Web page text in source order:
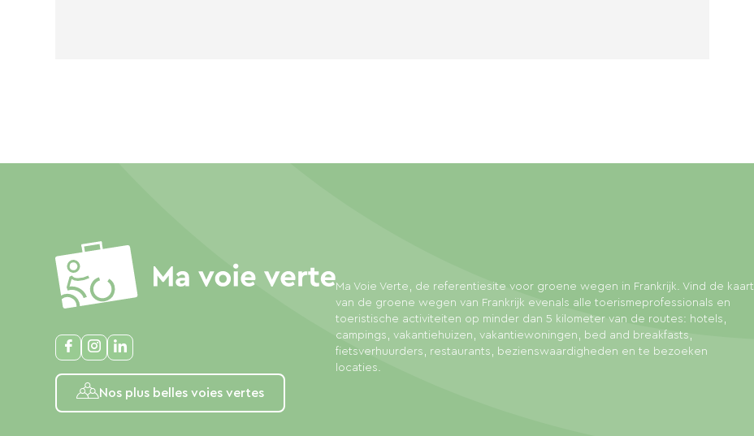
Nos plus belles voies vertes
Ma Voie Verte, de referentiesite voor groene wegen in Frankrijk. Vind de kaart
van de groene wegen van Frankrijk evenals alle toerismeprofessionals en
toeristische activiteiten op minder dan 5 kilometer van de routes: hotels,
campings, vakantiehuizen, vakantiewoningen, bed and breakfasts,
fietsverhuurders, restaurants, bezienswaardigheden en te bezoeken
locaties.